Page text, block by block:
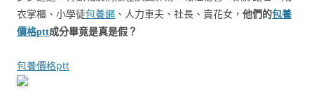
衣掌櫃、小學徒包養網 、 人力車夫、社長、賣花女， 他們的包養
價格ptt成分畢竟是真是假？
包養價格ptt